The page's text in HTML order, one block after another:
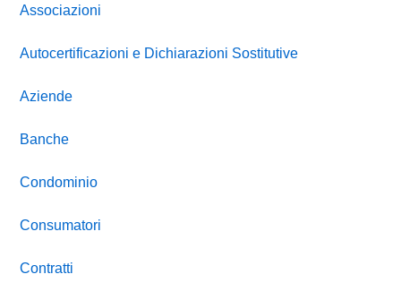
Associazioni
Autocertificazioni e Dichiarazioni Sostitutive
Aziende
Banche
Condominio
Consumatori
Contratti